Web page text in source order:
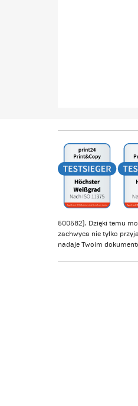
500582). Dzięki temu
zachwyca nie tylko
nadaje Twoim